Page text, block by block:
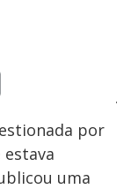
por
uma